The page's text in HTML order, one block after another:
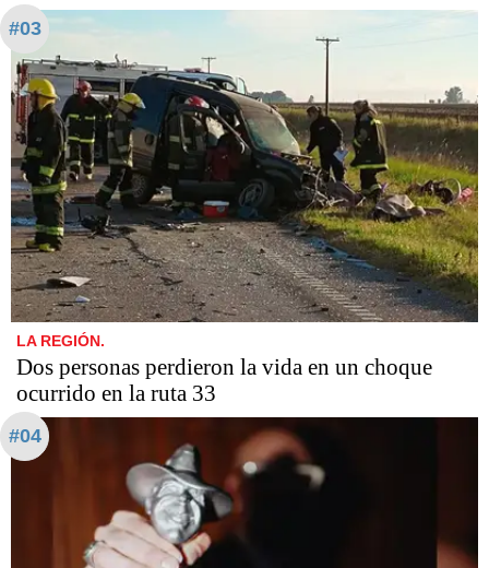
#03
LA REGIÓN.
Dos personas perdieron la vida en un choque
ocurrido en la ruta 33
#04